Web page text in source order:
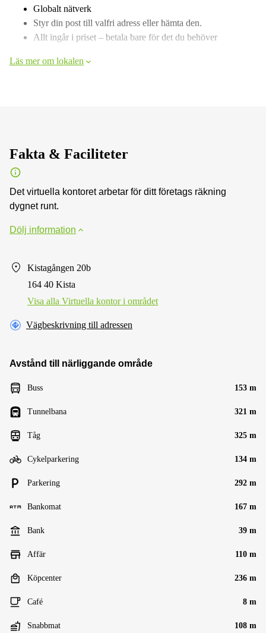
Globalt nätverk
Styr din post till valfri adress eller hämta den.
Allt ingår i priset – betala bare för det du behöver
Läs mer om lokalen
Fakta & Faciliteter
Det virtuella kontoret arbetar för ditt företags räkning
dygnet runt.
Dölj information
Kistagången 20b
164 40 Kista
Visa alla Virtuella kontor i området
Vägbeskrivning till adressen
Avstånd till närliggande område
Buss 153 m
Tunnelbana 321 m
Tåg 325 m
Cykelparkering 134 m
Parkering 292 m
Bankomat 167 m
Bank 39 m
Affär 110 m
Köpcenter 236 m
Café 8 m
Snabbmat 108 m